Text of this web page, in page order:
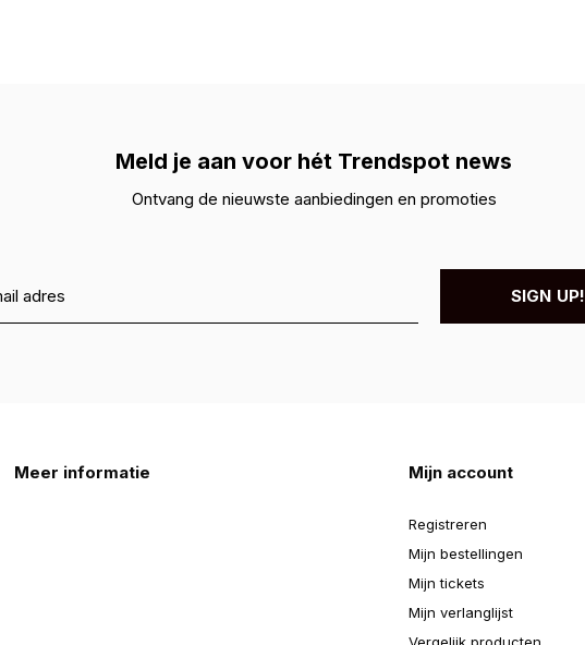
Meld je aan voor hét Trendspot news
Ontvang de nieuwste aanbiedingen en promoties
SIGN UP!
Meer informatie Mijn account
Registreren
Mijn bestellingen
Mijn tickets
Mijn verlanglijst
Vergelijk producten